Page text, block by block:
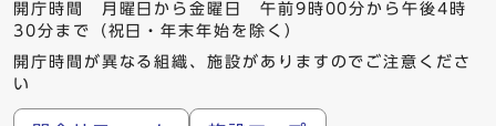
開庁時間 月曜日から金曜日 午前9時00分から午後4時
30分まで（祝日・年末年始を除く）
開庁時間が異なる組織、施設がありますのでご注意くださ
い